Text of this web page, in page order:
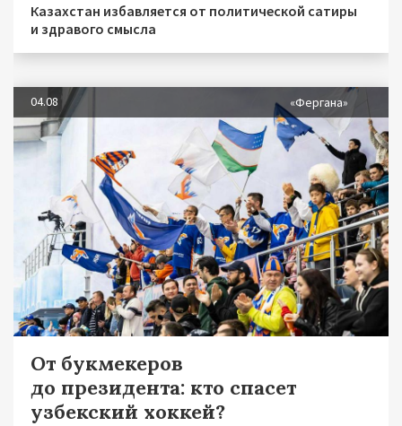
Казахстан избавляется от политической сатиры
и здравого смысла
04.08 «Фергана»
От букмекеров
до президента: кто спасет
узбекский хоккей?